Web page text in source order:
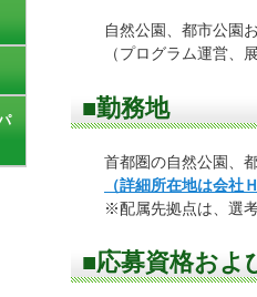
自然公園、都市公園
（プログラム運営、
■勤務地
首都圏の自然公園、
（詳細所在地は会社
※配属先拠点は、選
■応募資格およ